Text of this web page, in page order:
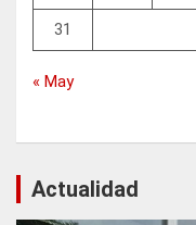
31
« May
Actualidad